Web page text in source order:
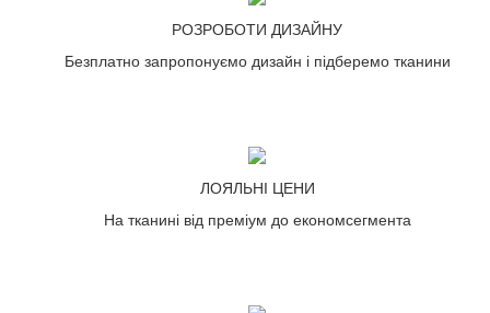
РОЗРОБОТИ ДИЗАЙНУ
Безплатно запропонуємо дизайн і підберемо тканини
ЛОЯЛЬНІ ЦЕНИ
На тканині від преміум до економсегмента